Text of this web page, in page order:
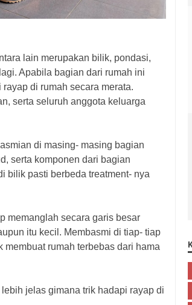
lain merupakan bilik, pondasi,
Apabila bagian dari rumah ini
di rumah secara merata.
serta seluruh anggota keluarga
di masing- masing bagian
serta komponen dari bagian
bilik pasti berbeda treatment- nya
memanglah secara garis besar
itu kecil. Membasmi di tiap- tiap
rumah terbebas dari hama
jelas gimana trik hadapi rayap di